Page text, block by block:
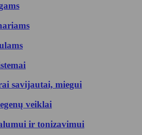
savijautai, miegui
veiklai
ir tonizavimui